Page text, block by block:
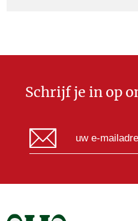
Schrijf je in op